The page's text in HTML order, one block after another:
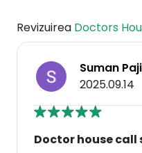
Revizuirea Doctors
Suman
2025.09.14
Doctor house call